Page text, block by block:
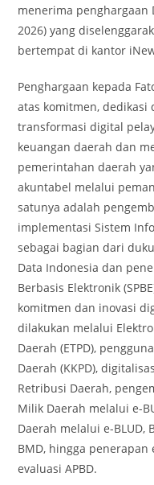
menerima penghargaan
2026) yang
bertempat di kantor
Penghargaan kepada
atas komitmen,
transformasi digital
keuangan daerah dan
pemerintahan daerah
akuntabel melalui
satunya adalah
implementasi Sistem
sebagai bagian dari
Data Indonesia dan
Berbasis Elektronik
komitmen dan inovasi
dilakukan melalui
Daerah (ETPD),
Daerah (KKPD),
Retribusi Daerah,
Milik Daerah melalui e-
Daerah melalui e-BLUD,
BMD, hingga penerapan
evaluasi APBD.